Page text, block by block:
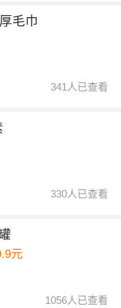
毛巾
341人已查看
330人已查看
元
1056人已查看